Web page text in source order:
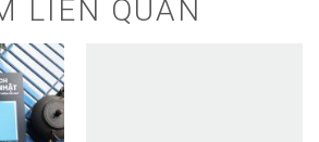
LIÊN QUAN